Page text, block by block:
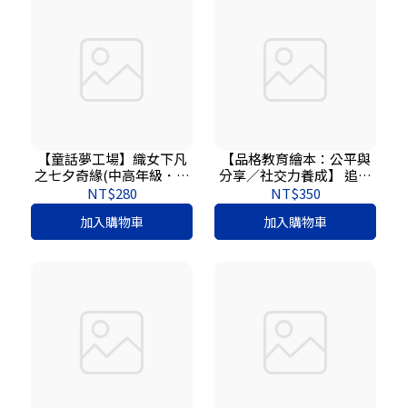
【童話夢工場】織女下凡
之七夕奇緣(中高年級．成
語讀本) (隨書附贈：人物
貼紙、七夕魔法成語簿、
七夕祝福卡)
NT$280
加入購物車
【品格教育繪本：公平與
分享／社交力養成】 追求
公平的史蒂芬
NT$350
加入購物車